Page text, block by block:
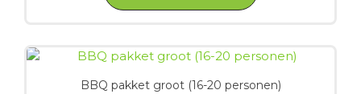
BBQ pakket groot (16-20 personen)